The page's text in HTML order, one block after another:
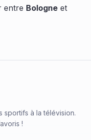
entre Bologne et
sportifs à la télévision.
!